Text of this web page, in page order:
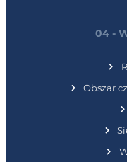
04 -
Obszar